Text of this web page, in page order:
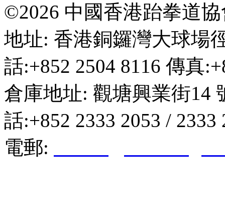
©2026 中國香港跆拳道
地址: 香港銅鑼灣大球場
話:+852 2504 8116 傳真
倉庫地址: 觀塘興業街14
話:+852 2333 2053 /
電郵: